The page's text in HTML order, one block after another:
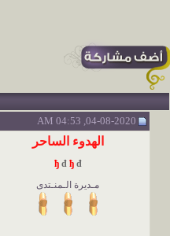
الهدوء الساحر
ђđ ђđ
مـديرة الـمنـتدى